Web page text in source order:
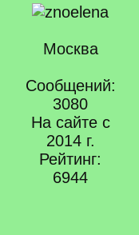
Москва
Сообщений:
3080
На сайте с
2014 г.
Рейтинг:
6944